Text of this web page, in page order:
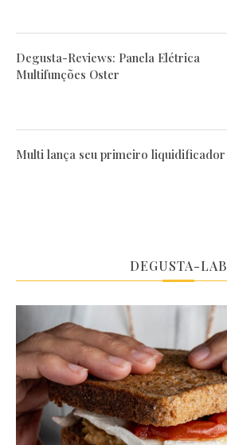
Degusta-Reviews: Panela Elétrica
Multifunções Oster
Multi lança seu primeiro liquidificador
DEGUSTA-LAB